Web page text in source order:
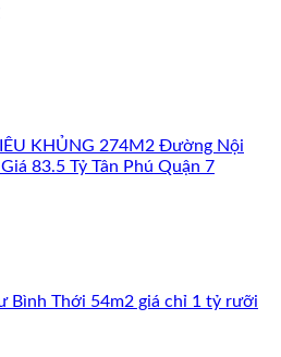
KHỦNG 274M2 Đường Nội
83.5 Tỷ Tân Phú Quận 7
Bình Thới 54m2 giá chỉ 1 tỷ rưỡi